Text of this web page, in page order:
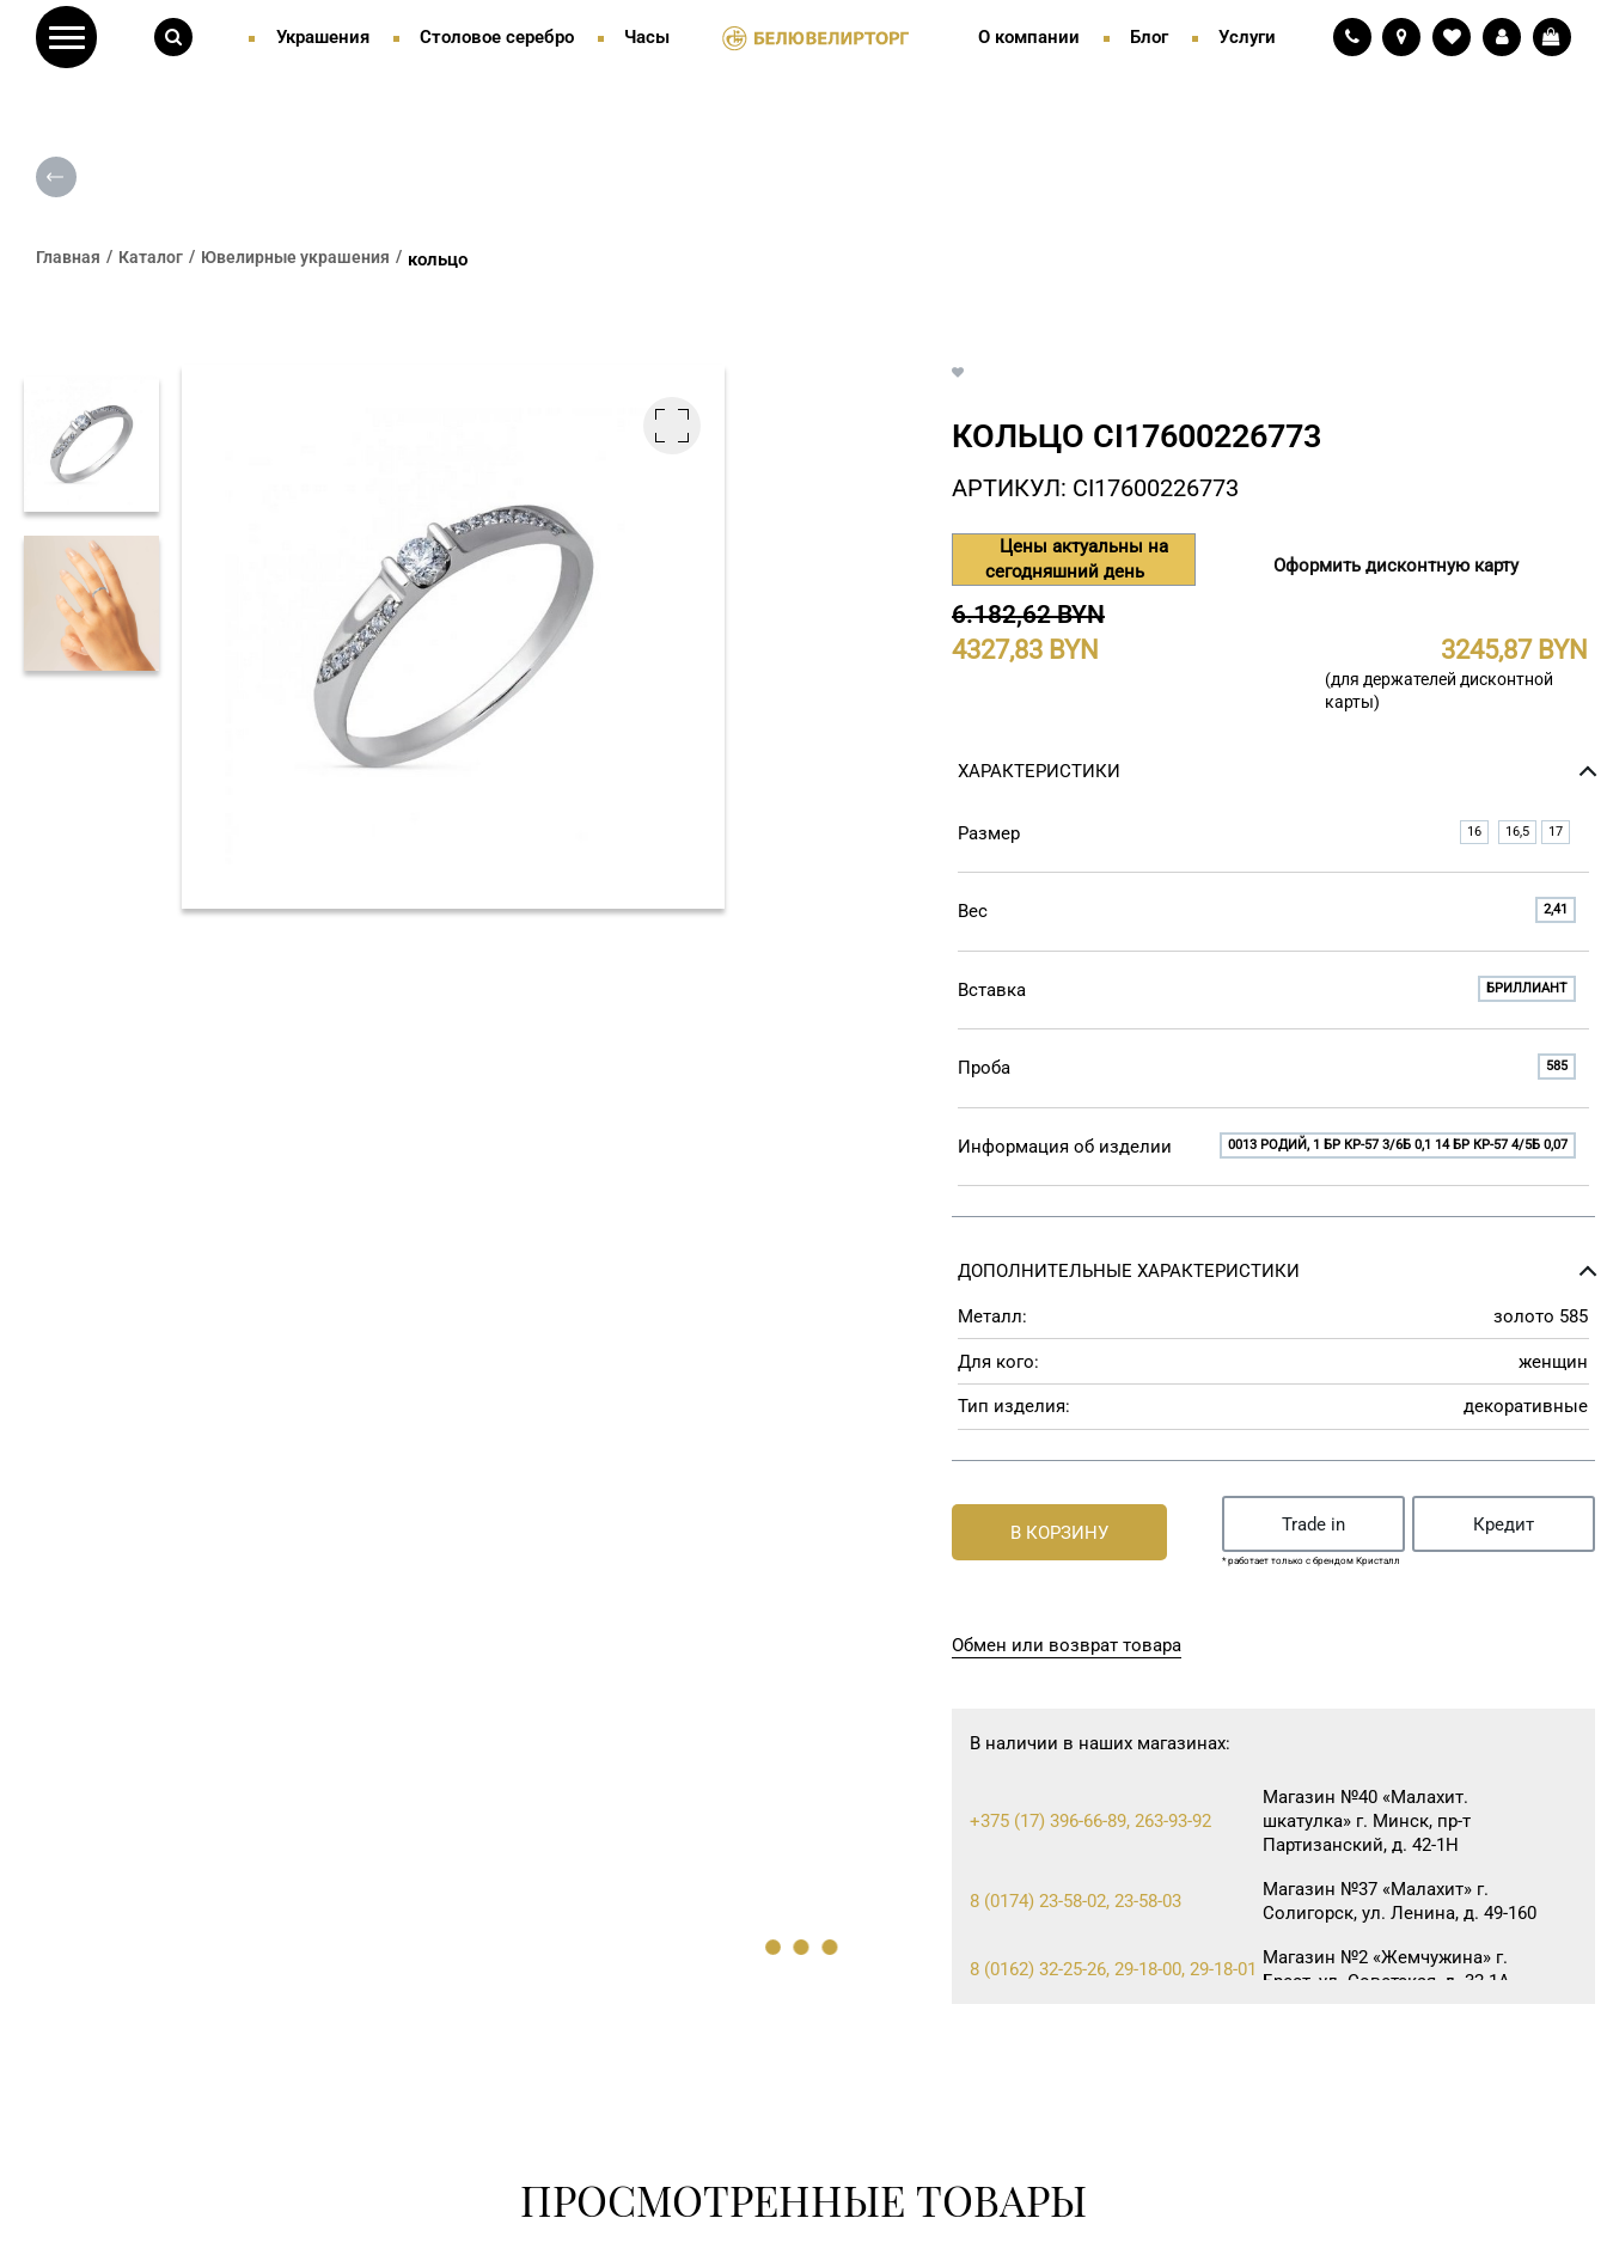
Украшения Столовое серебро Часы О компании Блог Услуги
Главная Каталог Ювелирные украшения кольцо
КОЛЬЦО СI17600226773
АРТИКУЛ: СI17600226773
Цены актуальны на
сегодняшний день
Оформить дисконтную карту
6.182,62 BYN
4327,83 3245,87
(для держателей дисконтной
карты)
ХАРАКТЕРИСТИКИ
Размер 16 16,5 17
Вес 2,41
Вставка БРИЛЛИАНТ
Проба 585
Информация об изделии 0013 РОДИЙ, 1 БР КР-57 3/6Б 0,1 14 БР КР-57 4/5Б 0,07
ДОПОЛНИТЕЛЬНЫЕ ХАРАКТЕРИСТИКИ
Металл: золото 585
Для кого: женщин
Тип изделия: декоративные
В КОРЗИНУ Trade in Кредит
* работает только с брендом Кристалл
Обмен или возврат товара
В наличии в наших магазинах:
+375 (17) 396-66-89, 263-93-92
Магазин №40 «Малахит.
шкатулка» г. Минск, пр-т
Партизанский, д. 42-1Н
8 (0174) 23-58-02, 23-58-03
Магазин №37 «Малахит» г.
Солигорск, ул. Ленина, д. 49-160
8 (0162) 32-25-26, 29-18-00, 29-18-01
Магазин №2 «Жемчужина» г.
Брест, ул. Советская, д. 32-1А
ПРОСМОТРЕННЫЕ ТОВАРЫ